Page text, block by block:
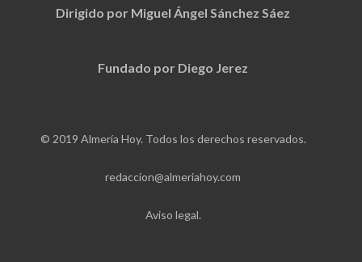
Dirigido por Miguel Ángel Sánchez Sáez
Fundado por Diego Jerez
© 2019 Almería Hoy. Todos los derechos reservados.
redaccion@almeriahoy.com
Aviso legal.